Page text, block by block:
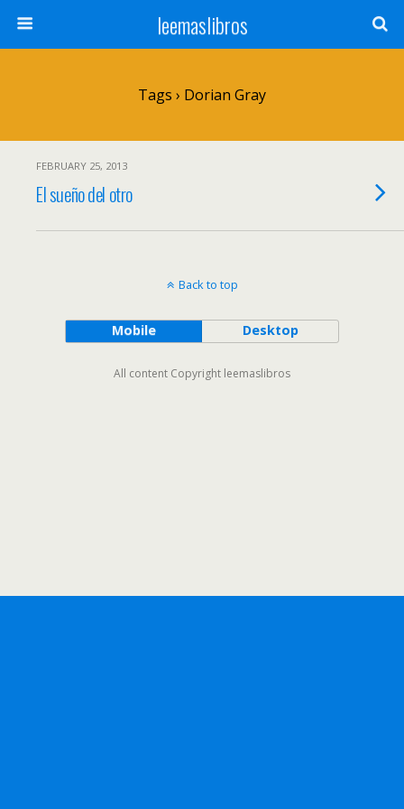
leemaslibros
Tags › Dorian Gray
FEBRUARY 25, 2013
El sueño del otro
Back to top
Mobile Desktop
All content Copyright leemaslibros